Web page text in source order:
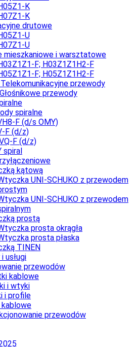
K
K
drutowe
U
U
mieszkaniowe i warsztatowe
F; H03Z1Z1H2-F
F; H05Z1Z1H2-F
przewody
przewody
spiralne
F (d/s OMY)
F (d/z)
F (d/z)
spiral
kątową
UNI-SCHUKO z przewodem
UNI-SCHUKO z przewodem
prostą
prosta okrągła
prosta płaska
TINEN
usługi
przewodów
kablowe
i wtyki
i profile
kablowe
przewodów